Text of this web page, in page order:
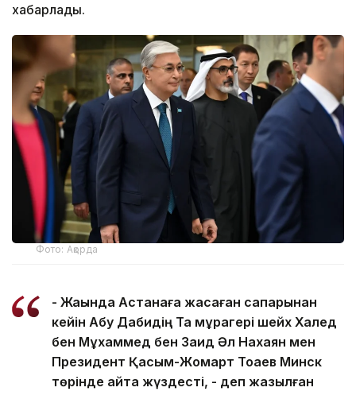
хабарлады.
Фото: Ақорда
- Жақында Астанаға жасаған сапарынан
кейін Абу Дабидің Тақ мұрагері шейх Халед
бен Мұхаммед бен Заид Әл Нахаян мен
Президент Қасым-Жомарт Тоқаев Минск
төрінде қайта жүздесті, - деп жазылған